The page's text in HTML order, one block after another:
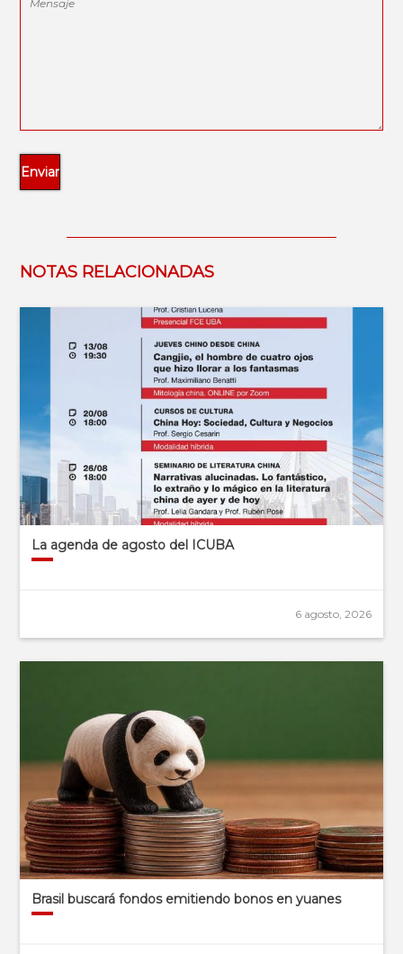
NOTAS RELACIONADAS
La agenda de agosto del ICUBA
6 agosto, 2026
Brasil buscará fondos emitiendo bonos en yuanes